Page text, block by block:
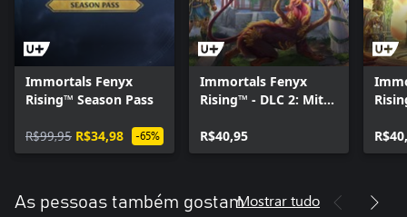
Immortals Fenyx
Rising™ Season Pass
R$99,95 R$34,98 -65%
Immortals Fenyx
Rising™ - DLC 2: Mitos
R$40,95
As pessoas também gostamMostrar tudo